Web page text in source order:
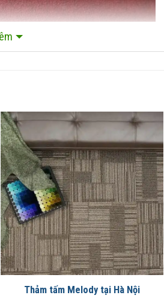
Thảm tấm Melody tại Hà Nội